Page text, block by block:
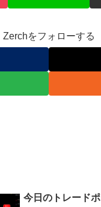
Zerchをフォローする
今日のトレード